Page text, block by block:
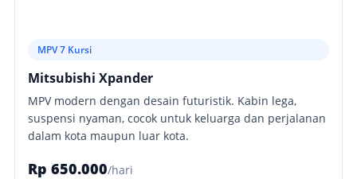
MPV 7 Kursi
Mitsubishi Xpander
MPV modern dengan desain futuristik. Kabin lega,
suspensi nyaman, cocok untuk keluarga dan perjalanan
dalam kota maupun luar kota.
Rp 650.000/hari